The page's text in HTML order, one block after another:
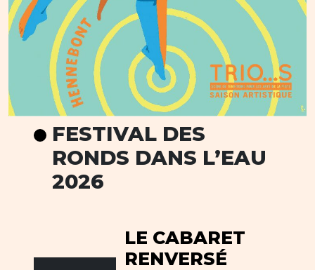
FESTIVAL DES
RONDS DANS L’EAU
2026
LE CABARET
RENVERSÉ